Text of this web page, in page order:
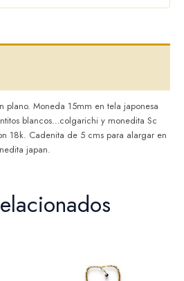
plano. Moneda 15mm en tela japonesa
blancos…colgarichi y monedita Sc
18k. Cadenita de 5 cms para alargar en
japan.